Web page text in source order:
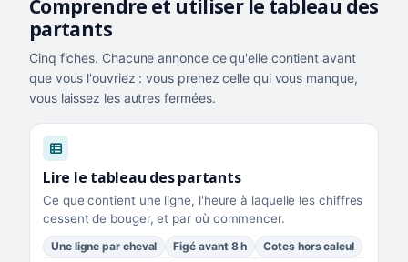
Comprendre et utiliser le tableau des
partants
Cinq fiches. Chacune annonce ce qu'elle contient avant
que vous l'ouvriez : vous prenez celle qui vous manque,
vous laissez les autres fermées.
Lire le tableau des partants
Ce que contient une ligne, l'heure à laquelle les chiffres
cessent de bouger, et par où commencer.
Une ligne par cheval Figé avant 8 h Cotes hors calcul